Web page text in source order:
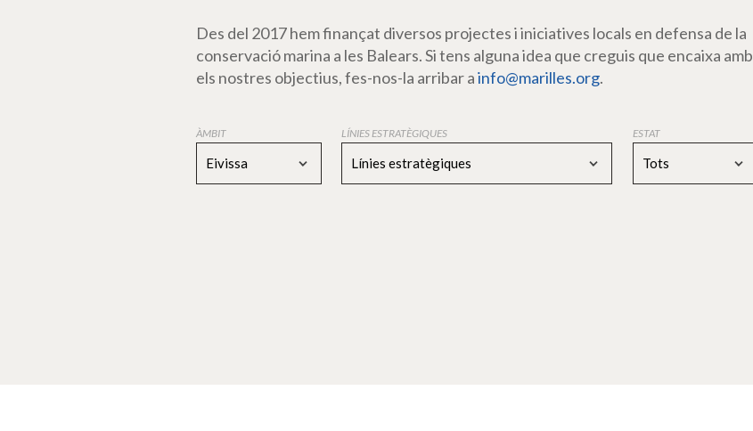
Des del 2017 hem finançat diversos projectes i iniciatives locals en defensa de la
conservació marina a les Balears. Si tens alguna idea que creguis que encaixa amb
els nostres objectius, fes-nos-la arribar ainfo@marilles.org.
ÀMBIT
Eivissa
LÍNIES ESTRATÈGIQUES
Línies estratègiques
ESTAT
Tots